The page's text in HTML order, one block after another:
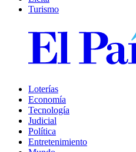
Turismo
Loterías
Economía
Tecnología
Judicial
Política
Entretenimiento